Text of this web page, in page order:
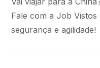
Fale com a Job
segurança e agilidade!